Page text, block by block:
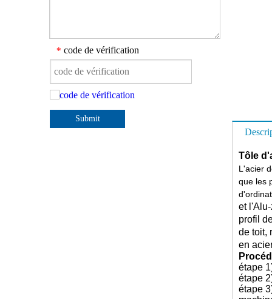
* code de vérification
Submit
Tôle
L'acier
que les
et
profil
de toit,
en
étape
étape
étape